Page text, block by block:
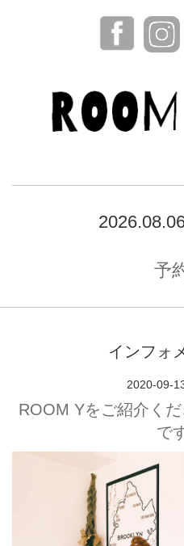
予
インフォ
2020-09-
ROOM Yをご紹介く
で